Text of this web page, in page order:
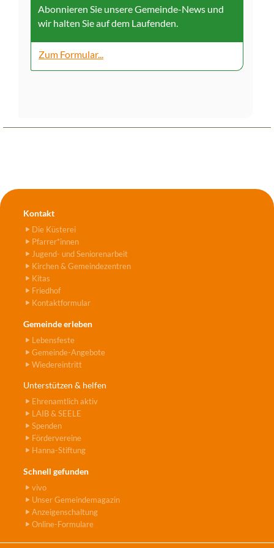
Abonnieren Sie unsere Gemeinde-News und
wir halten Sie auf dem Laufenden.
Zum Formular...
Kontakt
Die Küsterei
Pfarrer*innen
Jugend- und Seniorenarbeit
Kirchen & Gemeindezentren
Kitas
Friedhof
Kontaktformular
Gemeinde erleben
Lebensfeste
Gemeinde-Angebote
Wiedereintritt
Unterstützen & helfen
Ehrenamtlich aktiv
LAIB & SEELE
Spenden
Fördervereine
Hanna-Stiftung
Schnell gefunden
vivo
Unser Gemeindemagazin
Anzeigenschaltung
Online-Formulare